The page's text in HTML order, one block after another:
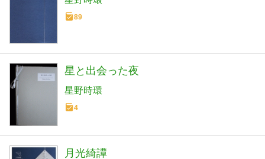
89
星と出会った夜
星野時環
4
月光綺譚